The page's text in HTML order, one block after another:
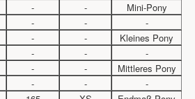
- -
Mini-Pony
- -
-
- -
Kleines Pony
- -
-
- -
Mittleres Pony
- -
-